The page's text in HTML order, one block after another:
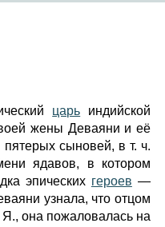
царь индийской
жены Деваяни и её
сыновей, в т. ч.
ядавов, в котором
эпических героев —
узнала, что отцом
она пожаловалась на